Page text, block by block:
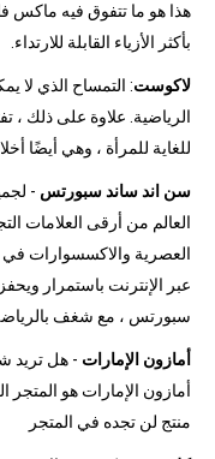
هذا هو ما تتفوق فيه ماكس
بأكثر الأزياء القابلة للارتداء.
لاكوست: التمساح الذي لا
الرياضية. علاوة على ذلك ،
للغاية للمرأة ، وهي أيضًا
سن اند ساند سبورتس -
العالم من أرقى العلامات
العصرية والاكسسوارات
عبر الإنترنت باستمرار
سبورتس ، مع شغف بالرياضة
أمازون الإمارات - هل
أمازون الإمارات هو المتجر
منتج لن تجده في المتجر